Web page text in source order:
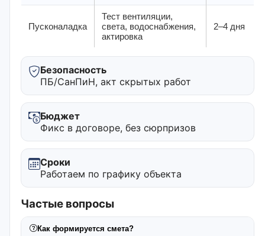
Пусконаладка
Тест вентиляции,
света, водоснабжения,
актировка
2–4 дня
Безопасность
ПБ/СанПиН, акт скрытых работ
Бюджет
Фикс в договоре, без сюрпризов
Сроки
Работаем по графику объекта
Частые вопросы
Как формируется смета?